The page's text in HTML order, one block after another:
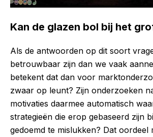
Kan de glazen bol bij het
Als de antwoorden op dit soort
betrouwbaar zijn dan we vaak
betekent dat dan voor
zwaar op leunt? Zijn onderzoeken
motivaties daarmee automatisch
strategieën die erop gebaseerd zijn
gedoemd te mislukken? Dat oordeel